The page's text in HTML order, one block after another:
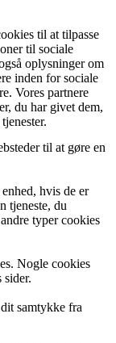
til at tilpasse
til sociale
oplysninger om
inden for sociale
Vores partnere
du har givet dem,
til at gøre en
hvis de er
tjeneste, du
typer cookies
Nogle cookies
sider.
samtykke fra